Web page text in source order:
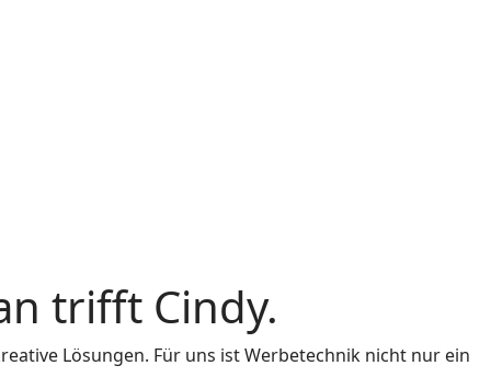
trifft Cindy.
Lösungen. Für uns ist Werbetechnik nicht nur ein